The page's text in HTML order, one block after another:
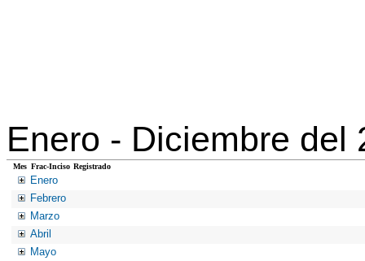
Enero - Diciembre del
Mes Frac-Inciso Registrado
Enero
Febrero
Marzo
Abril
Mayo